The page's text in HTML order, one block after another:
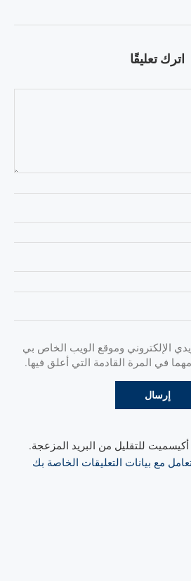
اترك تعليقًا
الإلكتروني وموقع الويب الخاص بي
في المرة القادمة التي أعلق فيها.
للتقليل من البريد المزعجة.
مع بيانات التعليقات الخاصة بك